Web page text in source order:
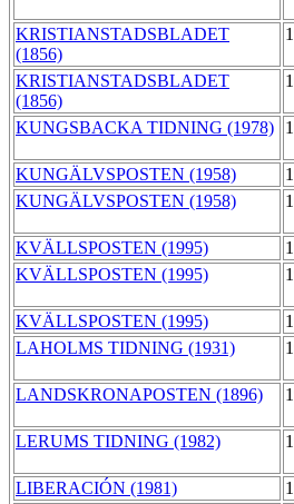
KRISTIANSTADSBLADET
(1856)
KRISTIANSTADSBLADET
(1856)
KUNGSBACKA TIDNING (1978)
KUNGÄLVSPOSTEN (1958)
KUNGÄLVSPOSTEN (1958)
KVÄLLSPOSTEN (1995)
KVÄLLSPOSTEN (1995)
KVÄLLSPOSTEN (1995)
LAHOLMS TIDNING (1931)
LANDSKRONAPOSTEN (1896)
LERUMS TIDNING (1982)
LIBERACIÓN (1981)